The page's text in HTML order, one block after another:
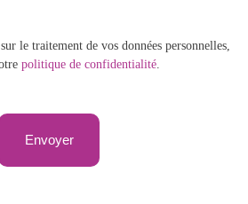
le traitement de vos données personnelles,
politique de confidentialité.
Envoyer